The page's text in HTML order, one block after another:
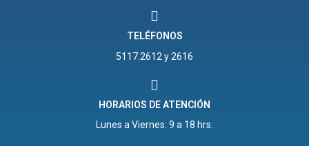
TELÉFONOS
5117.2612 y 2616
HORARIOS DE ATENCIÓN
Lunes a Viernes: 9 a 18 hrs.